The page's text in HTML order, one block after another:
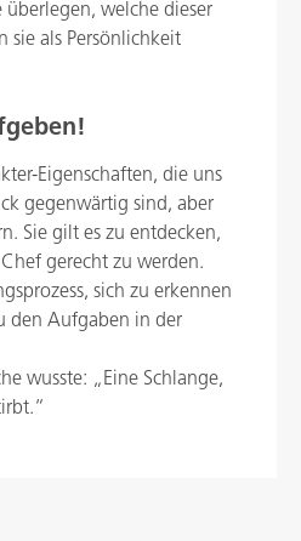
überlegen, welche dieser
sie als Persönlichkeit
Eigenschaften, die uns
gegenwärtig sind, aber
Sie gilt es zu entdecken,
gerecht zu werden.
sich zu erkennen
den Aufgaben in der
wusste: „Eine Schlange,